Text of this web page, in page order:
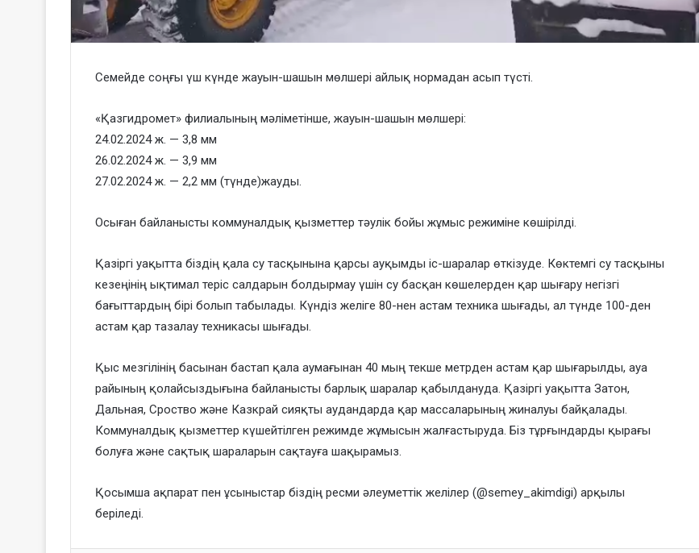
Семейде соңғы үш күнде жауын-шашын мөлшері айлық нормадан асып түсті.
«Қазгидромет» филиалының мәліметінше, жауын-шашын мөлшері:
24.02.2024 ж. — 3,8 мм
26.02.2024 ж. — 3,9 мм
27.02.2024 ж. — 2,2 мм (түнде)жауды.
Осыған байланысты коммуналдық қызметтер тәулік бойы жұмыс режиміне көшірілді.
Қазіргі уақытта біздің қала су тасқынына қарсы ауқымды іс-шаралар өткізуде. Көктемгі су тасқыны
кезеңінің ықтимал теріс салдарын болдырмау үшін су басқан көшелерден қар шығару негізгі
бағыттардың бірі болып табылады. Күндіз желіге 80-нен астам техника шығады, ал түнде 100-ден
астам қар тазалау техникасы шығады.
Қыс мезгілінің басынан бастап қала аумағынан 40 мың текше метрден астам қар шығарылды, ауа
райының қолайсыздығына байланысты барлық шаралар қабылдануда. Қазіргі уақытта Затон,
Дальная, Сроство және Казкрай сияқты аудандарда қар массаларының жиналуы байқалады.
Коммуналдық қызметтер күшейтілген режимде жұмысын жалғастыруда. Біз тұрғындарды қырағы
болуға және сақтық шараларын сақтауға шақырамыз.
Қосымша ақпарат пен ұсыныстар біздің ресми әлеуметтік желілер (@semey_akimdigi) арқылы
беріледі.